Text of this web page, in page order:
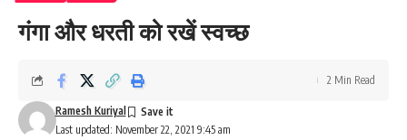
गंगा और धरती को रखें स्वच्छ
Last updated: November 22, 2021 9:45 am
Ramesh Kuriyal
2 Min Read